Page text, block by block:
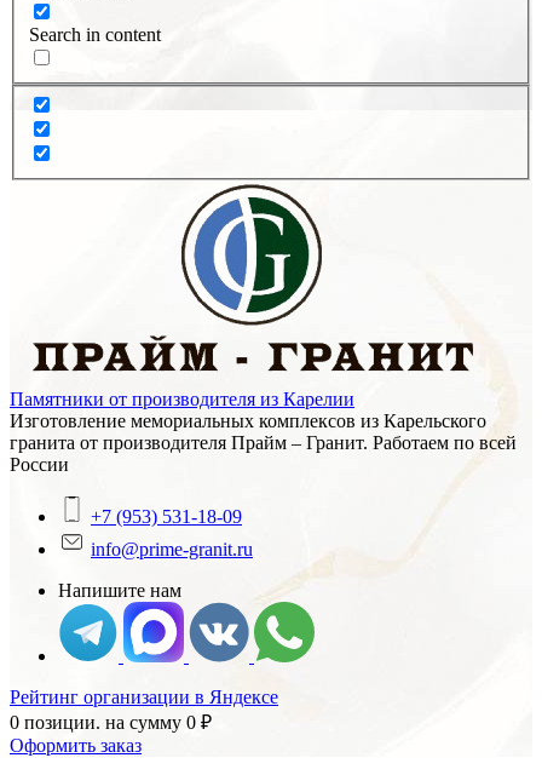
Search in content
Памятники от производителя из Карелии
Изготовление мемориальных комплексов из Карельского
гранита от производителя Прайм – Гранит. Работаем по всей
России
+7 (953) 531-18-09
info@prime-granit.ru
Напишите нам
Рейтинг организации в Яндексе
0 позиции. на сумму 0 ₽
Оформить заказ